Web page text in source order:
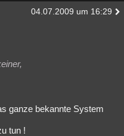
04.07.2009 um 16:29
ganze bekannte System
tun !